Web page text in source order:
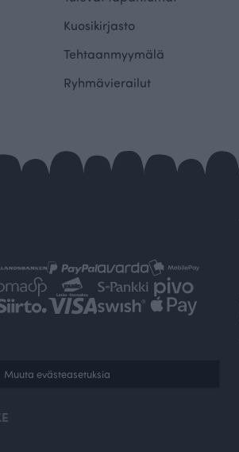
Kuosikirjasto
Tehtaanmyymälä
Ryhmävierailut
Muuta evästeasetuksia